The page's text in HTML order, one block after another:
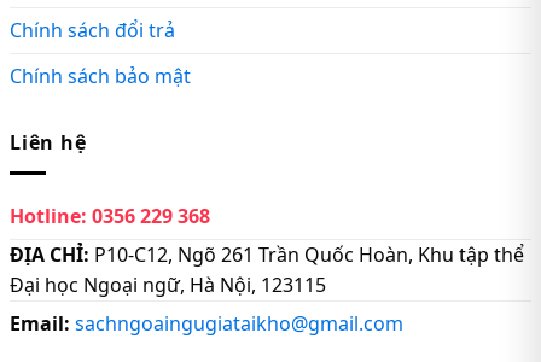
Chính sách đổi trả
Chính sách bảo mật
Liên hệ
Hotline: 0356 229 368
ĐỊA CHỈ: P10-C12, Ngõ 261 Trần Quốc Hoàn, Khu tập thể
Đại học Ngoại ngữ, Hà Nội, 123115
Email: sachngoaingugiataikho@gmail.com